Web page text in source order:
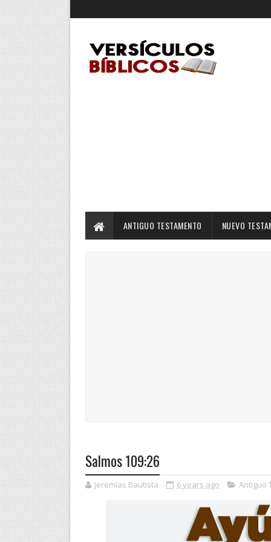
ANTIGUO TESTAMENTO NUEVO
Salmos 109:26
Jeremías Bautista 6 years ago Antiguo